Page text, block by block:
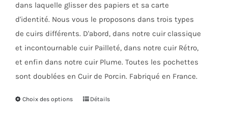
dans laquelle glisser des papiers et sa carte
d'identité. Nous vous le proposons dans trois types
de cuirs différents. D'abord, dans notre cuir classique
et incontournable cuir Pailleté, dans notre cuir Rétro,
et enfin dans notre cuir Plume. Toutes les pochettes
sont doublées en Cuir de Porcin. Fabriqué en France.
Choix des options
CeDétails